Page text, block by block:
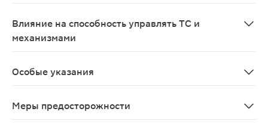
Влияние на способность управлять ТС и
механизмами
Особые указания
Меры предосторожности